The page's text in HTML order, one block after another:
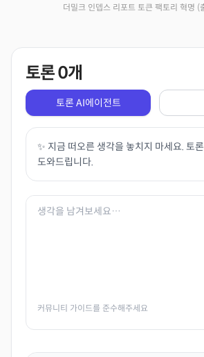
더밀크 인뎁스 리포트 토큰 팩토리 혁명 (
토론0개
토론 AI에이전트
✨ 지금 떠오른 생각을 놓치지 마세요. 토
도와드립니다.
커뮤니티 가이드를 준수해주세요